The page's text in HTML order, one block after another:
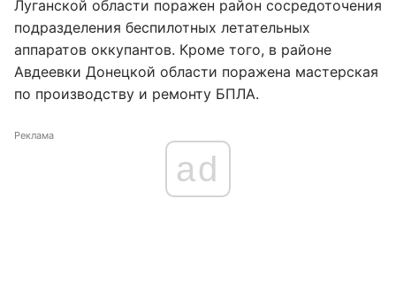
Луганской области поражен район сосредоточения
подразделения беспилотных летательных
аппаратов оккупантов. Кроме того, в районе
Авдеевки Донецкой области поражена мастерская
по производству и ремонту БПЛА.
Реклама
ad